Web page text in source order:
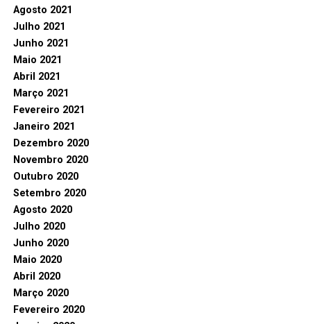
Agosto 2021
Julho 2021
Junho 2021
Maio 2021
Abril 2021
Março 2021
Fevereiro 2021
Janeiro 2021
Dezembro 2020
Novembro 2020
Outubro 2020
Setembro 2020
Agosto 2020
Julho 2020
Junho 2020
Maio 2020
Abril 2020
Março 2020
Fevereiro 2020